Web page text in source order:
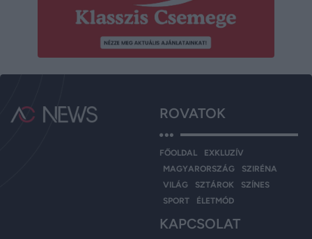
ROVATOK
FŐOLDAL
EXKLUZÍV
MAGYARORSZÁG
SZIRÉNA
VILÁG
SZTÁROK
SZÍNES
SPORT
ÉLETMÓD
KAPCSOLAT